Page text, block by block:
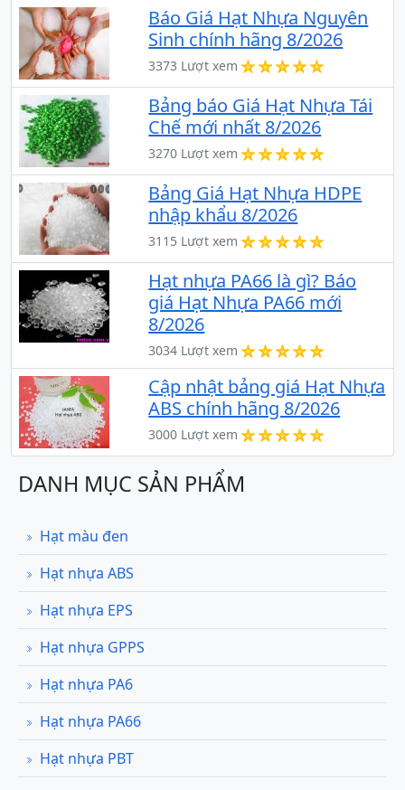
Báo Giá Hạt Nhựa Nguyên
Sinh chính hãng 8/2026
3373 Lượt xem
Bảng báo Giá Hạt Nhựa Tái
Chế mới nhất 8/2026
3270 Lượt xem
Bảng Giá Hạt Nhựa HDPE
nhập khẩu 8/2026
3115 Lượt xem
Hạt nhựa PA66 là gì? Báo
giá Hạt Nhựa PA66 mới
8/2026
3034 Lượt xem
Cập nhật bảng giá Hạt Nhựa
ABS chính hãng 8/2026
3000 Lượt xem
DANH MỤC SẢN PHẨM
Hạt màu đen
Hạt nhựa ABS
Hạt nhựa EPS
Hạt nhựa GPPS
Hạt nhựa PA6
Hạt nhựa PA66
Hạt nhựa PBT